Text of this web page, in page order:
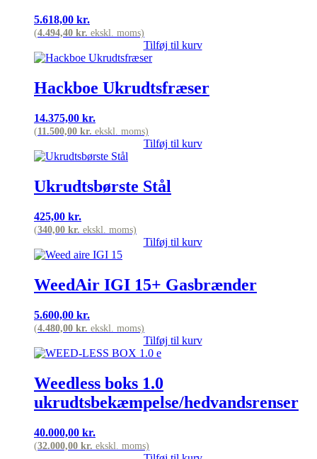
5.618,00 kr.
(4.494,40 kr. ekskl. moms)
Tilføj til kurv
Hackboe Ukrudtsfræser
14.375,00 kr.
(11.500,00 kr. ekskl. moms)
Tilføj til kurv
Ukrudtsbørste Stål
425,00 kr.
(340,00 kr. ekskl. moms)
Tilføj til kurv
WeedAir IGI 15+ Gasbrænder
5.600,00 kr.
(4.480,00 kr. ekskl. moms)
Tilføj til kurv
Weedless boks 1.0
ukrudtsbekæmpelse/hedvandsrenser
40.000,00 kr.
(32.000,00 kr. ekskl. moms)